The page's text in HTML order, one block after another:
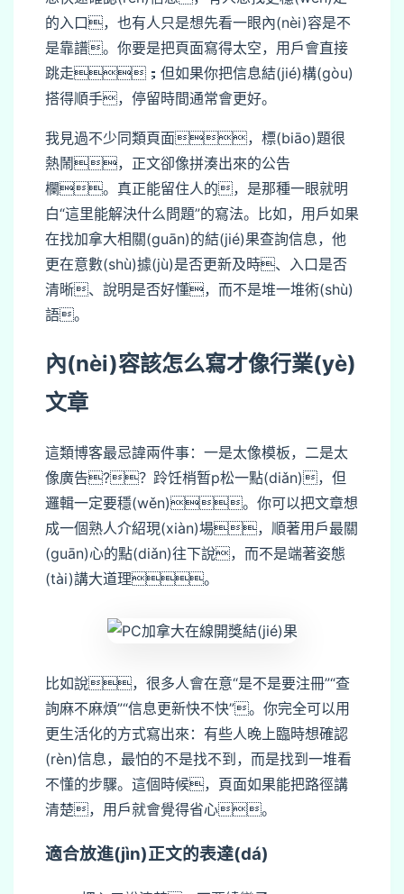
的入口，也有人只是想先看一眼內(nèi)容是不
是靠譜。你要是把頁面寫得太空，用戶會直接
跳走；但如果你把信息結(jié)構(gòu)
搭得順手，停留時間通常會更好。
我見過不少同類頁面，標(biāo)題很
熱鬧，正文卻像拼湊出來的公告
欄。真正能留住人的，是那種一眼就明
白“這里能解決什么問題”的寫法。比如，用戶如果
在找加拿大相關(guān)的結(jié)果查詢信息，他
更在意數(shù)據(jù)是否更新及時、入口是否
清晰、說明是否好懂，而不是堆一堆術(shù)
語。
內(nèi)容該怎么寫才像行業(yè)
文章
這類博客最忌諱兩件事：一是太像模板，二是太
像廣告?？跉饪梢暂p松一點(diǎn)，但
邏輯一定要穩(wěn)。你可以把文章想
成一個熟人介紹現(xiàn)場，順著用戶最關
(guān)心的點(diǎn)往下說，而不是端著姿態
(tài)講大道理。
比如說，很多人會在意“是不是要注冊”“查
詢麻不麻煩”“信息更新快不快”。你完全可以用
更生活化的方式寫出來：有些人晚上臨時想確認
(rèn)信息，最怕的不是找不到，而是找到一堆看
不懂的步驟。這個時候，頁面如果能把路徑講
清楚，用戶就會覺得省心。
適合放進(jìn)正文的表達(dá)